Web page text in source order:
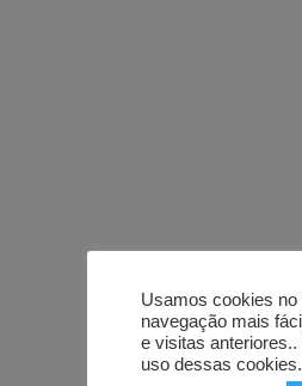
Usamos cookies
navegação mais
e visitas anteriores..
uso dessas cookies.